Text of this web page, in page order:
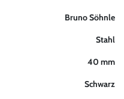
Bruno Söhnle
Stahl
40 mm
Schwarz